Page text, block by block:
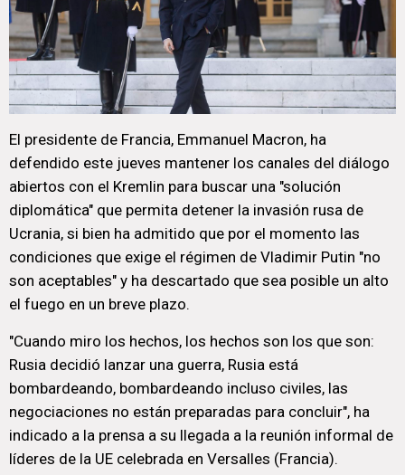
El presidente de Francia, Emmanuel Macron, ha
defendido este jueves mantener los canales del diálogo
abiertos con el Kremlin para buscar una "solución
diplomática" que permita detener la invasión rusa de
Ucrania, si bien ha admitido que por el momento las
condiciones que exige el régimen de Vladimir Putin "no
son aceptables" y ha descartado que sea posible un alto
el fuego en un breve plazo.
"Cuando miro los hechos, los hechos son los que son:
Rusia decidió lanzar una guerra, Rusia está
bombardeando, bombardeando incluso civiles, las
negociaciones no están preparadas para concluir", ha
indicado a la prensa a su llegada a la reunión informal de
líderes de la UE celebrada en Versalles (Francia).